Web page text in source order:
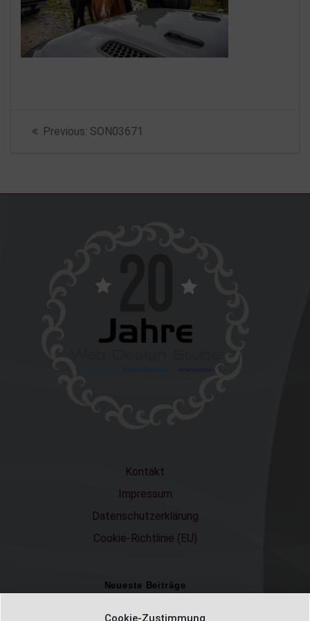
Cookie-Zustimmung
Beitragsnavigation
Previous: Previous
SON03671
Kontakt
Impressum
Datenschutzerklärung
Cookie-Richtlinie (EU)
Neueste Beiträge
Einschulungsfotos 2026 – ein unvergesslicher Moment